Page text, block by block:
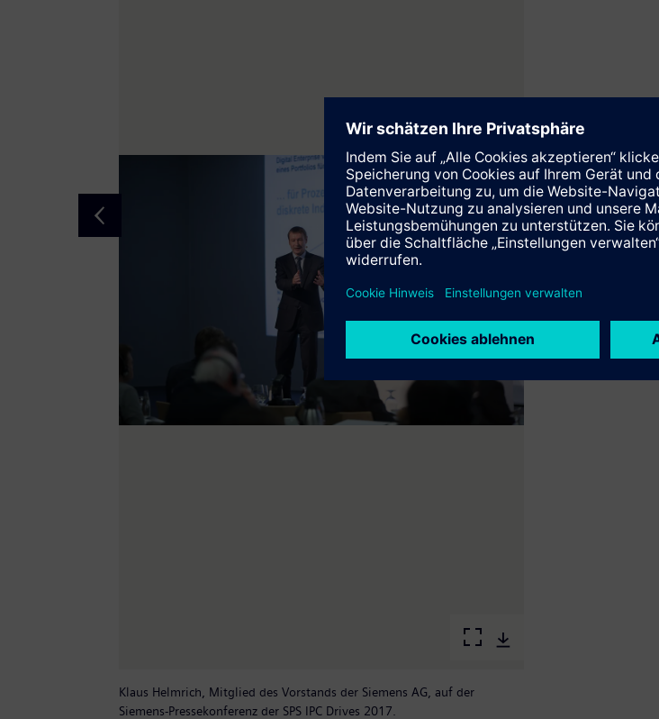
Klaus Helmrich, Mitglied des Vorstands der Siemens AG, auf der
Siemens-Pressekonferenz der SPS IPC Drives 2017.